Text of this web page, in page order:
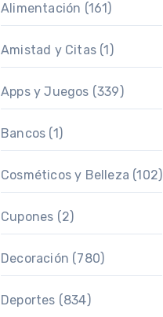
Alimentación (161)
Amistad y Citas (1)
Apps y Juegos (339)
Bancos (1)
Cosméticos y Belleza (102)
Cupones (2)
Decoración (780)
Deportes (834)